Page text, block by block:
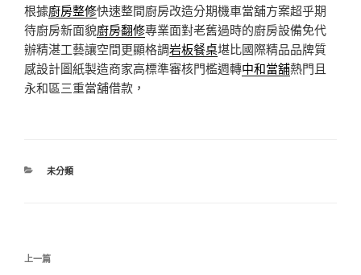
根據廚房整修快速整間廚房改造分期機車當舖方案超乎期
待廚房新面貌廚房翻修專業面對老舊過時的廚房設備免代
辦精湛工藝讓空間更顯格調岩板餐桌堪比國際精品品牌質
感設計圖紙製造商家高標準審核門檻週轉中和當舖熱門且
永和區三重當舖借款，
分
未分類
文
上
上一篇